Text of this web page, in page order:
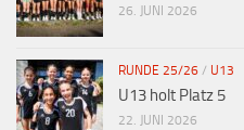
26. JUNI 2026
RUNDE 25/26 / U13
U13 holt Platz 5
22. JUNI 2026